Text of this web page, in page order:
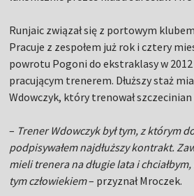
Runjaic związał się z portowym
Pracuje z zespołem już rok i cztery
powrotu Pogoni do ekstraklasy w 2012
pracującym trenerem. Dłuższy staż
Wdowczyk, który trenował
– Trener Wdowczyk był tym, z którym
podpisywałem najdłuższy kontrakt.
mieli trenera na długie lata i chciałbym,
tym człowiekiem– przyznał Mroczek.